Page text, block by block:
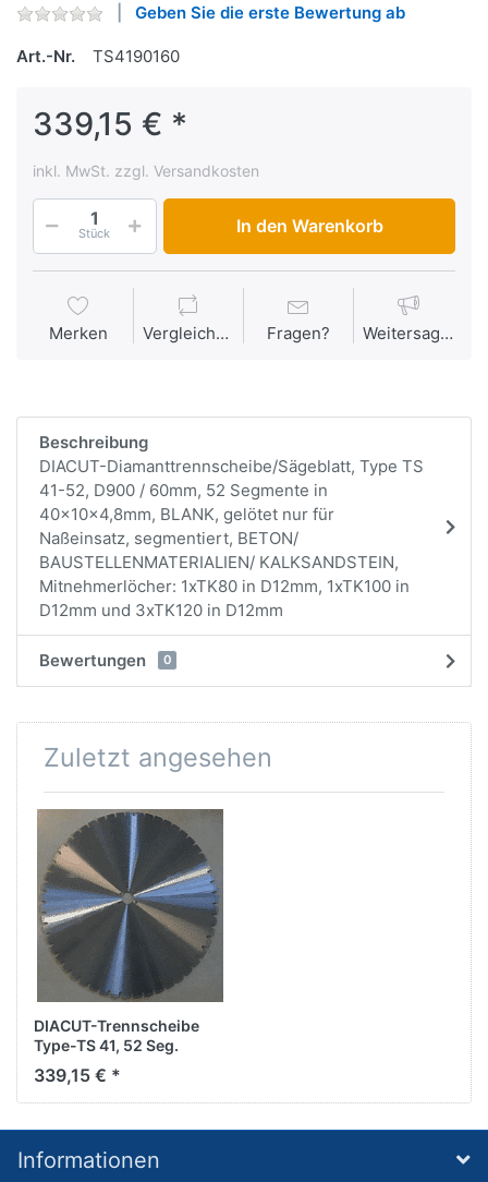
Geben Sie die erste Bewertung ab
Art.-Nr. TS4190160
339,15 € *
inkl. MwSt. zzgl. Versandkosten
Stück In den Warenkorb
Merken Vergleichen Fragen? Weitersagen
Beschreibung
DIACUT-Diamanttrennscheibe/Sägeblatt, Type TS
41-52, D900 / 60mm, 52 Segmente in
40x10x4,8mm, BLANK, gelötet nur für
Naßeinsatz, segmentiert, BETON/
BAUSTELLENMATERIALIEN/ KALKSANDSTEIN,
Mitnehmerlöcher: 1xTK80 in D12mm, 1xTK100 in
D12mm und 3xTK120 in D12mm
Bewertungen 0
Zuletzt angesehen
DIACUT-Trennscheibe
Type-TS 41, 52 Seg.
D900/60,0mm
339,15 € *
Informationen